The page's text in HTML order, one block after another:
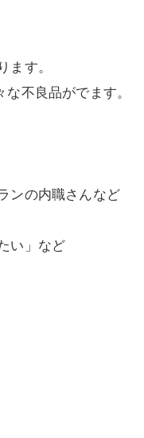
す。
不良品がでます。
ンの内職さんなど
い」など